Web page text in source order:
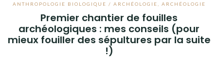
ANTHROPOLOGIE BIOLOGIQUE / ARCHÉOLOGIE ARCHÉOLOGIE
Premier chantier de fouilles
archéologiques : mes conseils (pour
mieux fouiller des sépultures par la suite
!)